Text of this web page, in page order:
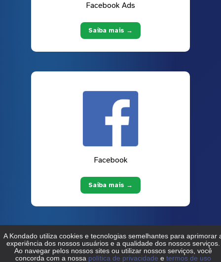
Facebook Ads
Saiba mais →
Facebook
Saiba mais →